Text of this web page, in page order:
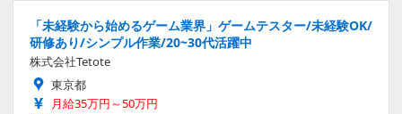
「未経験から始めるゲーム業界」ゲームテスター/未経験OK/
研修あり/シンプル作業/20~30代活躍中
株式会社Tetote
東京都
月給35万円～50万円